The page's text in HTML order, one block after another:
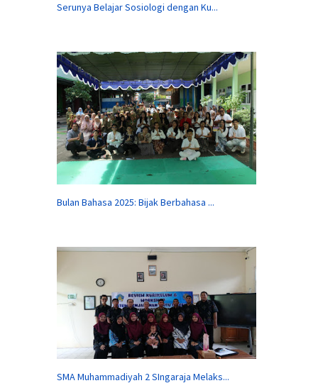
Serunya Belajar Sosiologi dengan Ku...
Bulan Bahasa 2025: Bijak Berbahasa ...
SMA Muhammadiyah 2 SIngaraja Melaks...